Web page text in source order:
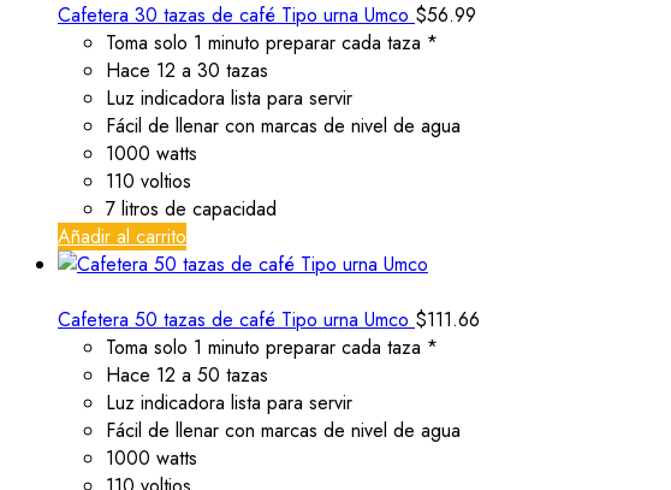
Cafetera 30 tazas de café Tipo urna Umco $56.99
Toma solo 1 minuto preparar cada taza *
Hace 12 a 30 tazas
Luz indicadora lista para servir
Fácil de llenar con marcas de nivel de agua
1000 watts
110 voltios
7 litros de capacidad
Añadir al carrito
Cafetera 50 tazas de café Tipo urna Umco $111.66
Toma solo 1 minuto preparar cada taza *
Hace 12 a 50 tazas
Luz indicadora lista para servir
Fácil de llenar con marcas de nivel de agua
1000 watts